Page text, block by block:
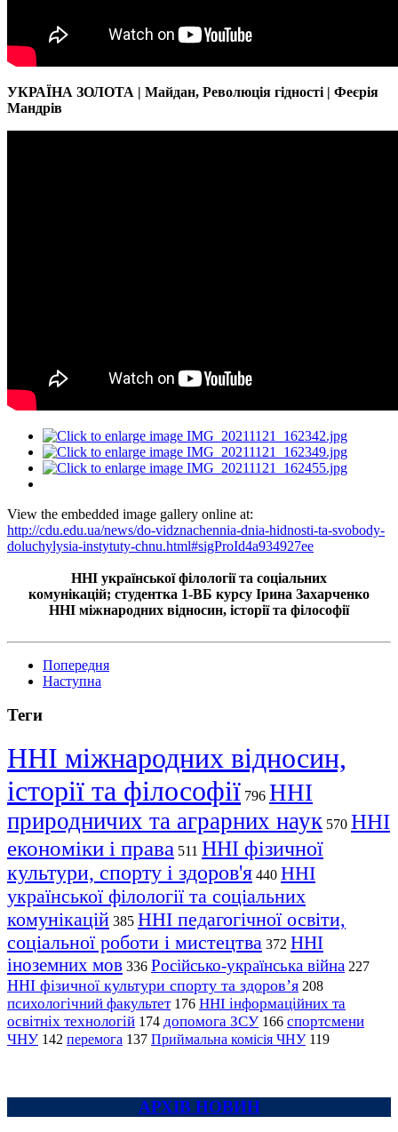
УКРАЇНА ЗОЛОТА | Майдан, Революція гідності | Феєрія
Мандрів
View the embedded image gallery online at:
http://cdu.edu.ua/news/do-vidznachennia-dnia-hidnosti-ta-svobody-
doluchylysia-instytuty-chnu.html#sigProId4a934927ee
ННІ української філологіїта соціальних
комунікацій; студентка 1-ВБ курсу Ірина Захарченко
ННІ міжнародних відносин, історії та філософії
Попередня
Наступна
Теги
ННІ міжнародних відносин,
історії та філософії 796 ННІ
природничих та аграрних наук 570 ННІ
економіки і права 511 ННІ фізичної
культури, спорту і здоров'я 440 ННІ
української філології та соціальних
комунікацій 385 ННІ педагогічної освіти,
соціальної роботи і мистецтва 372 ННІ
іноземних мов 336 Російсько-українська війна 227
ННІ фізичної культури спорту та здоров’я 208
психологічний факультет 176 ННІ інформаційних та
освітніх технологій 174 допомога ЗСУ 166 спортсмени
ЧНУ 142 перемога 137 Приймальна комісія ЧНУ 119
АРХІВ НОВИН